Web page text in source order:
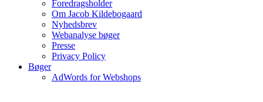
Foredragsholder
Om Jacob Kildebogaard
Nyhedsbrev
Webanalyse bøger
Presse
Privacy Policy
Bøger
AdWords for Webshops